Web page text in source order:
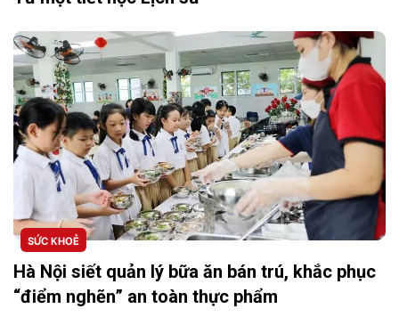
SỨC KHOẺ
Hà Nội siết quản lý bữa ăn bán trú, khắc phục
“điểm nghẽn” an toàn thực phẩm